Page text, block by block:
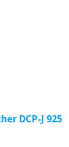
DCP-J 925